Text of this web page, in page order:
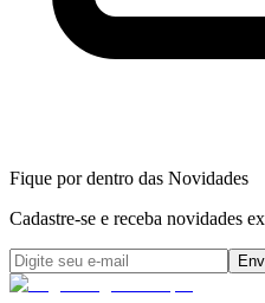
Fique por dentro das Novidades
Cadastre-se e receba novidades